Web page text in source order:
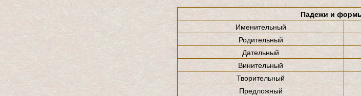
Падежи и
Именительный
Родительный
Дательный
Винительный
Творительный
Предложный